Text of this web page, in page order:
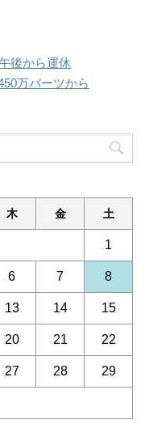
後から運休
万バーツから
木 金 土
1
6 7 8
13 14 15
20 21 22
27 28 29